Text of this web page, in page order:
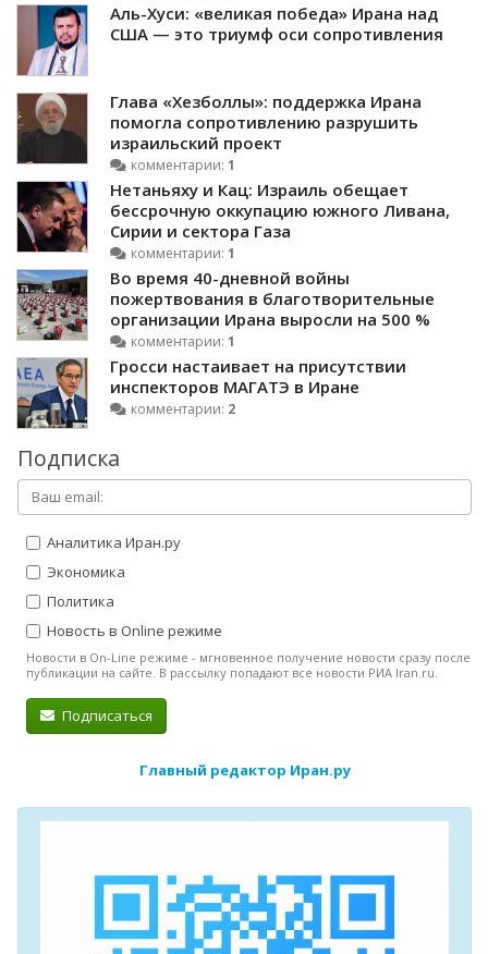
Аль-Хуси: «великая победа» Ирана над
США — это триумф оси сопротивления
Глава «Хезболлы»: поддержка Ирана
помогла сопротивлению разрушить
израильский проект
комментарии: 1
Нетаньяху и Кац: Израиль обещает
бессрочную оккупацию южного Ливана,
Сирии и сектора Газа
комментарии: 1
Во время 40-дневной войны
пожертвования в благотворительные
организации Ирана выросли на 500 %
комментарии: 1
Гросси настаивает на присутствии
инспекторов МАГАТЭ в Иране
комментарии: 2
Подписка
Аналитика Иран.ру
Экономика
Политика
Новость в Online режиме
Новости в On-Line режиме - мгновенное получение новости сразу после
публикации на сайте. В рассылку попадают все новости РИА Iran.ru.
Подписаться
Главный редактор Иран.ру